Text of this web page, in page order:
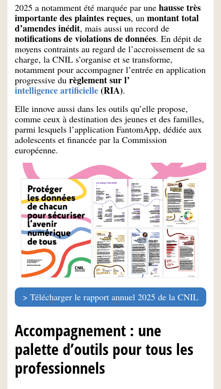
2025 a notamment été marquée par une hausse très
importante des plaintes reçues, un montant total
d’amendes inédit, mais aussi un record de
notifications de violations de données. En dépit de
moyens contraints au regard de l’accroissement de sa
charge, la CNIL s’organise et se transforme,
notamment pour accompagner l’entrée en application
progressive du règlement sur l’
intelligence artificielle(RIA).
Elle innove aussi dans les outils qu’elle propose,
comme ceux à destination des jeunes et des familles,
parmi lesquels l’application FantomApp, dédiée aux
adolescents et financée par la Commission
européenne.
Télécharger le rapport annuel 2025 de la CNIL
Accompagnement : une
palette d’outils pour tous les
professionnels